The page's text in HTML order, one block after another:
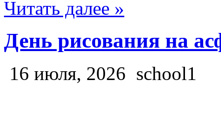
Читать далее »
День рисования на
16 июля, 2026 school1